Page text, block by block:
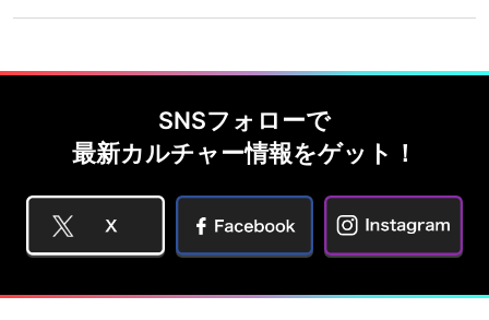
SNSフォローで
最新カルチャー情報をゲット！